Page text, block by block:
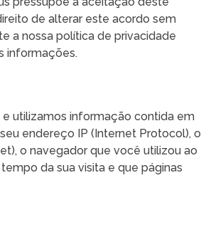
de alterar este acordo sem
a nossa política de privacidade
informações.
utilizamos informação contida em
endereço IP (Internet Protocol), o
o navegador que você utilizou ao
da sua visita e que páginas